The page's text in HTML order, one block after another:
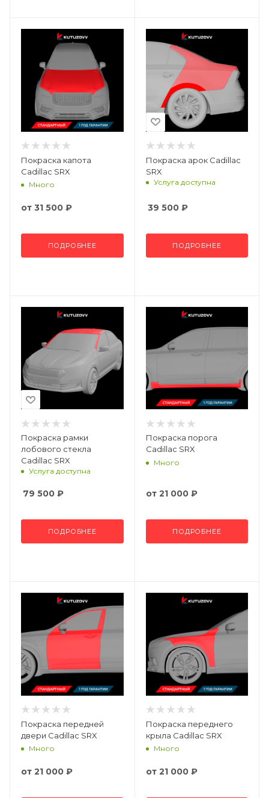
Покраска капота
Cadillac SRX
Много
от 31 500 ₽
ПОДРОБНЕЕ
Покраска арок Cadillac
SRX
Услуга доступна
39 500₽
ПОДРОБНЕЕ
Покраска рамки
лобового стекла
Cadillac SRX
Услуга доступна
79 500 ₽
ПОДРОБНЕЕ
Покраска порога
Cadillac SRX
Много
от 21 000 ₽
ПОДРОБНЕЕ
Покраска передней
двери Cadillac SRX
Много
от 21 000 ₽
Покраска переднего
крыла Cadillac SRX
Много
от 21 000 ₽